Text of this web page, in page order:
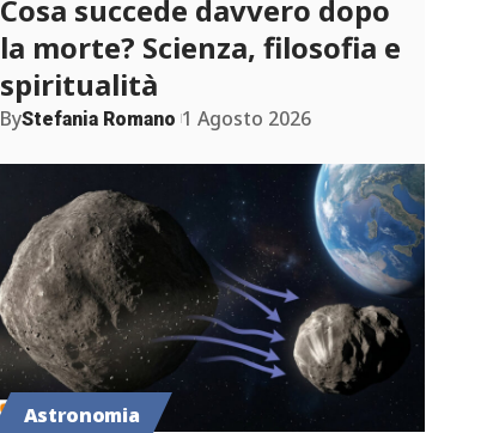
Cosa succede davvero dopo
la morte? Scienza, filosofia e
spiritualità
ByStefania Romano 1 Agosto 2026
Astronomia